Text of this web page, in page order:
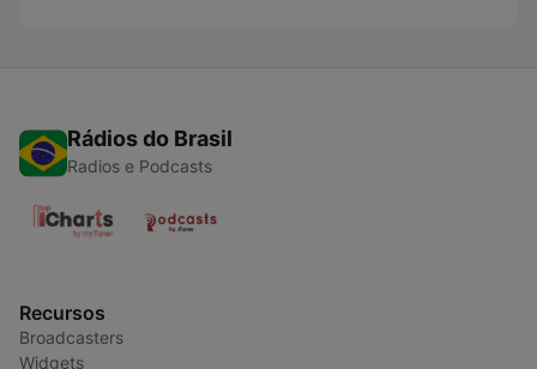
Rádios do Brasil
Radios e Podcasts
Recursos
Broadcasters
Widgets